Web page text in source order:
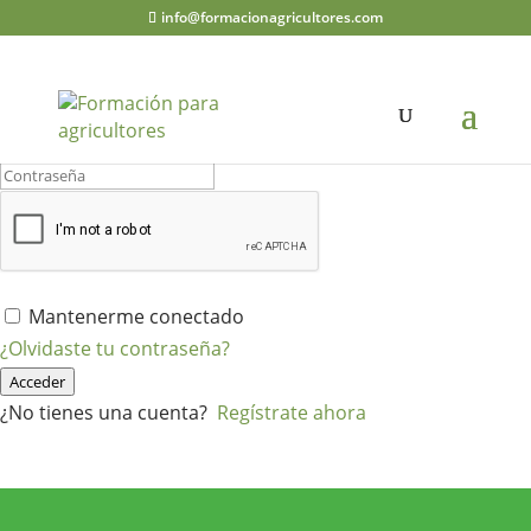
info@formacionagricultores.com
¡Hola, bienvenido de nuevo!
Mantenerme conectado
¿Olvidaste tu contraseña?
Acceder
¿No tienes una cuenta? Regístrate ahora